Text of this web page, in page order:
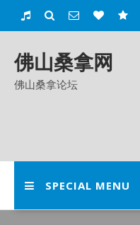
佛山桑拿网
佛山桑拿论坛
SPECIAL MENU